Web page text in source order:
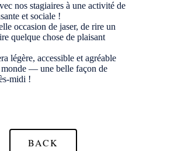
nos stagiaires à une activité de
et sociale !
occasion de jaser, de rire un
quelque chose de plaisant
légère, accessible et agréable
— une belle façon de
midi !
BACK